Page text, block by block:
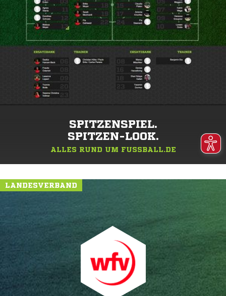
SPITZENSPIEL.
SPITZEN-LOOK.
ALLES RUND UM FUSSBALL.DE
LANDESVERBAND